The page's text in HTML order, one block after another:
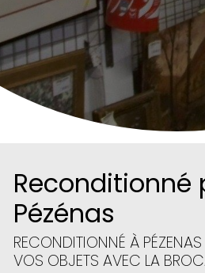
Reconditionné
Pézénas
RECONDITIONNÉ À
VOS OBJETS AVEC LA